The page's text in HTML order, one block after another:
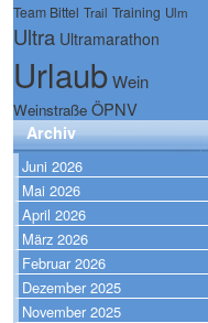
Team Bittel Trail Training Ulm
Ultra Ultramarathon
UrlaubWein
Weinstraße ÖPNV
Archiv
Juni 2026
Mai 2026
April 2026
März 2026
Februar 2026
Dezember 2025
November 2025